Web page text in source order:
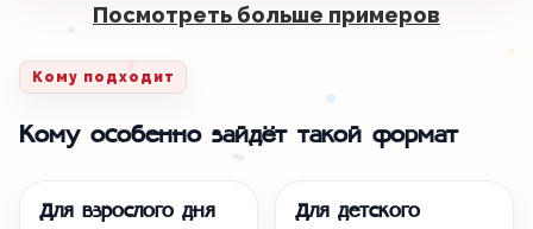
Посмотреть больше примеров
Кому подходит
Кому особенно зайдёт такой формат
Для взрослого дня
Для детского